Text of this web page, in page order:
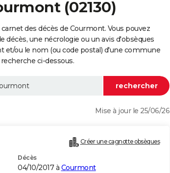
(02130)
des décès de Courmont. Vous pouvez
décès, une nécrologie ou un avis d'obsèques
et/ou le nom (ou code postal) d'une commune
ci-dessous.
Mise à jour le 25/06/26
Créer une cagnotte obsèques
Décès
04/10/2017 à Courmont